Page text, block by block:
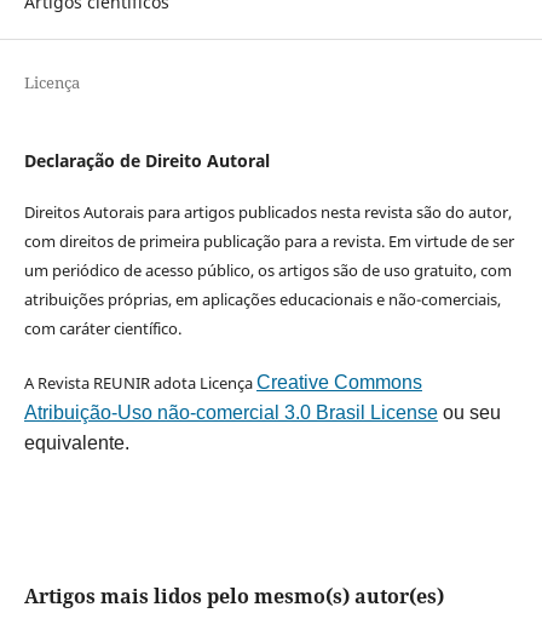
Licença
Declaração de Direito Autoral
Direitos Autorais para artigos publicados nesta revista são do autor,
com direitos de primeira publicação para a revista. Em virtude de ser
um periódico de acesso público, os artigos são de uso gratuito, com
atribuições próprias, em aplicações educacionais e não-comerciais,
com caráter científico.
A Revista REUNIR adota LicençaCreative Commons
Atribuição-Uso não-comercial 3.0 Brasil Licenseou seu
equivalente.
Artigos mais lidos pelo mesmo(s) autor(es)